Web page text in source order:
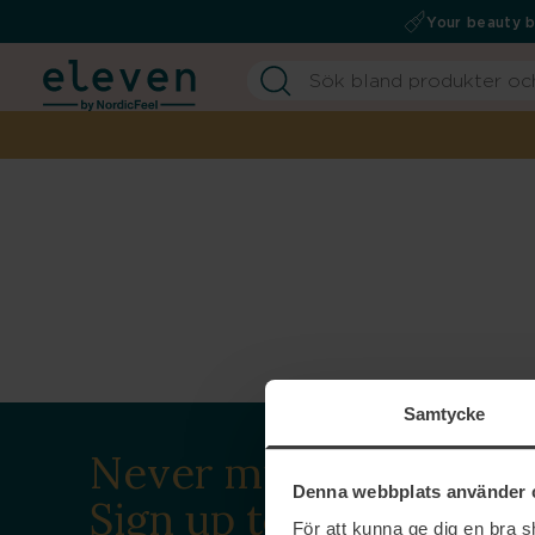
Samtycke
Denna webbplats använder
För att kunna ge dig en bra
Your beauty
Never miss a beat.
Sign up to our